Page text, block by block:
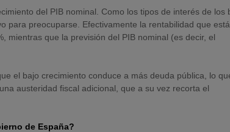
del PIB nominal. Como los tipos de interés de los
para preocuparse. Efectivamente la rentabilidad que
mientras que la previsión del PIB nominal (es decir, el
el bajo crecimiento conduce a más deuda pública, lo
austeridad fiscal adicional, que a su vez recorta el
de España?